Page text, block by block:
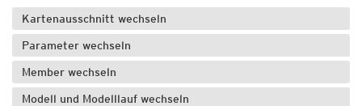
Kartenausschnitt wechseln
Parameter wechseln
Member wechseln
Modell und Modelllauf wechseln